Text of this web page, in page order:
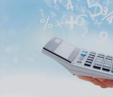
專
題
樓